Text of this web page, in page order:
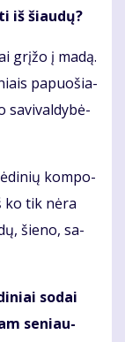
iš šiau­dų?
grį­žo į ma­dą.
pa­puo­šia­
sa­vi­val­dy­bė­
kom­po­
ko tik nė­ra
šie­no, sa­
so­dai
se­niau­